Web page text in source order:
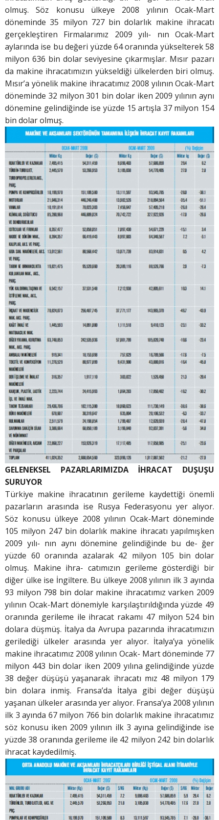
olmuş. Söz konusu ülkeye 2008 yılının Ocak-Mart
döneminde 35 milyon 727 bin dolarlık makine ihracatı
gerçekleştiren Firmalarımız 2009 yılı- nın Ocak-Mart
aylarında ise bu değeri yüzde 64 oranında yükselterek 58
milyon 636 bin dolar seviyesine çıkarmışlar. Mısır pazarı
da makine ihracatımızın yükseldiği ülkelerden biri olmuş.
Mısır’a yönelik makine ihracatımız 2008 yılının Ocak-Mart
döneminde 32 milyon 301 bin dolar iken 2009 yılının aynı
dönemine gelindiğinde ise yüzde 15 artışla 37 milyon 154
bin dolar olmuş.
GELENEKSEL PAZARLARIMIZDA İHRACAT DUŞUŞU
SURUYOR
Türkiye makine ihracatının gerileme kaydettiği önemli
pazarların arasında ise Rusya Federasyonu yer alıyor.
Söz konusu ülkeye 2008 yılının Ocak-Mart döneminde
105 milyon 247 bin dolarlık makine ihracatı yapılmışken
2009 yılı- nın aynı dönemine gelindiğinde bu de- ğer
yüzde 60 oranında azalarak 42 milyon 105 bin dolar
olmuş. Makine ihra- catımızın gerileme gösterdiği bir
diğer ülke ise İngiltere. Bu ülkeye 2008 yılının ilk 3 ayında
93 milyon 798 bin dolar makine ihracatımız varken 2009
yılının Ocak-Mart dönemiyle karşılaştırıldığında yüzde 49
oranında gerileme ile ihracat rakamı 47 milyon 524 bin
dolara düşmüş. İtalya da Avrupa pazarında ihracatımızın
gerilediği ülkeler arasında yer alıyor. İtalya’ya yönelik
makine ihracatımız 2008 yılının Ocak- Mart döneminde 77
milyon 443 bin dolar iken 2009 yılına gelindiğinde yüzde
38 değer düşüşü yaşanarak ihracatı mız 48 milyon 179
bin dolara inmiş. Fransa’da İtalya gibi değer düşüşü
yaşanan ülkeler arasında yer alıyor. Fransa’ya 2008 yılının
ilk 3 ayında 67 milyon 766 bin dolarlık makine ihracatımız
söz konusu iken 2009 yılının ilk 3 ayına gelindiğinde ise
yüzde 38 oranında gerileme ile 42 milyon 242 bin dolarlık
ihracat kaydedilmiş.